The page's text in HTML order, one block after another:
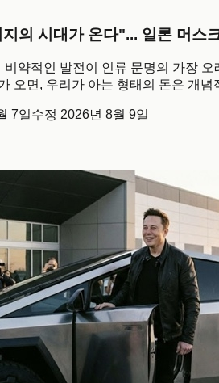
의 시대가 온다"... 일론 머스
약적인 발전이 인류 문명의 가장
오면, 우리가 아는 형태의 돈은 개
7일수정 2026년 8월 9일